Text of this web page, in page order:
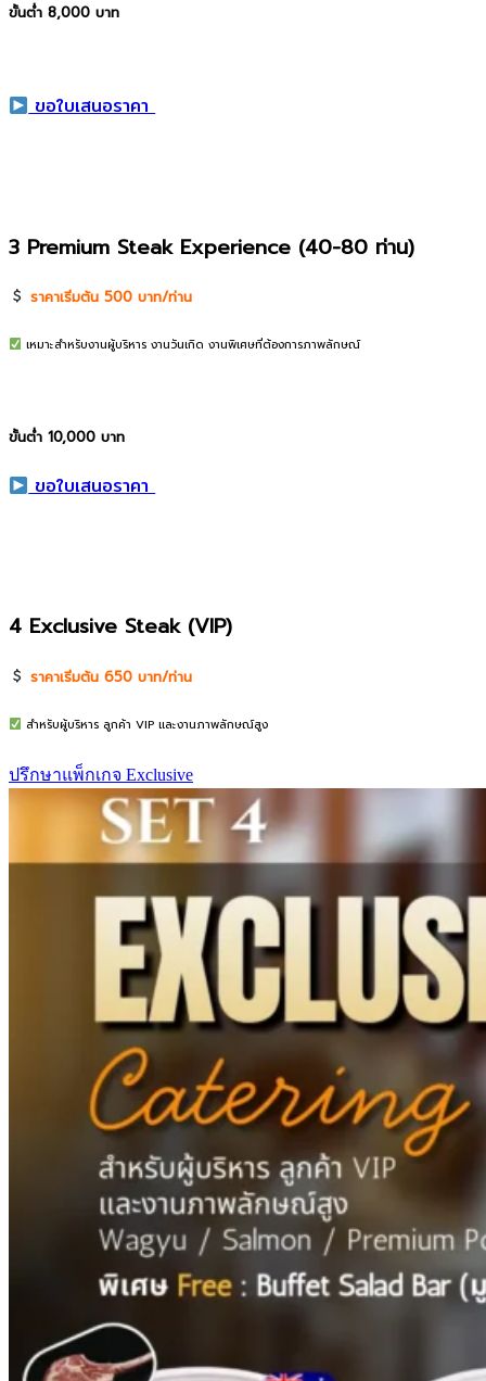
ขั้นต่ำ 8,000 บาท
ขอใบเสนอราคา
3 Premium Steak Experience (40-80 ท่าน)
ราคาเริ่มต้น 500 บาท/ท่าน
เหมาะสำหรับงานผู้บริหาร งานวันเกิด งานพิเศษที่ต้องการภาพลักษณ์
ขั้นต่ำ 10,000 บาท
ขอใบเสนอราคา
4 Exclusive Steak (VIP)
ราคาเริ่มต้น 650 บาท/ท่าน
สำหรับผู้บริหาร ลูกค้า VIP และงานภาพลักษณ์สูง
ปรึกษาแพ็กเกจ Exclusive